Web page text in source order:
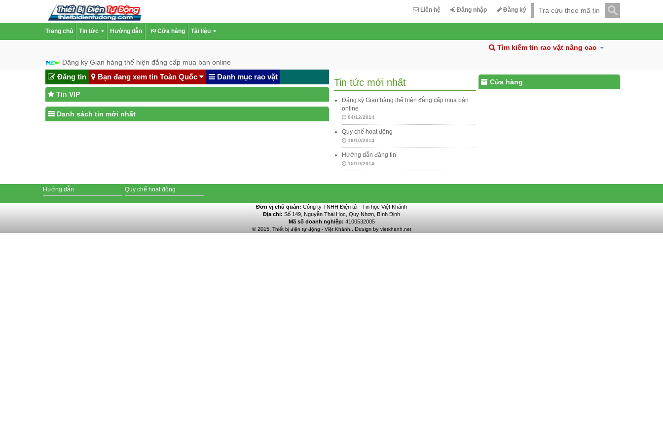
Liên hệ Đăng nhập Đăng ký
Trang chủ Tin tức Hướng dẫn Cửa hàng Tài liệu
Tìm kiếm tin rao vặt nâng cao
Đăng ký Gian hàng thể hiện đẳng cấp mua bán online
Đăng tin Bạn đang xem tin Toàn Quốc Danh mục rao vặt
Tin VIP
Danh sách tin mới nhất
Tin tức mới nhất
Đăng ký Gian hàng thể hiện đẳng cấp mua bán
online
04/12/2014
Quy chế hoạt động
16/10/2014
Hướng dẫn đăng tin
15/10/2014
Cửa hàng
Hướng dẫn Quy chế hoạt động
Đơn vị chủ quản: Công ty TNHH Điện tử - Tin học Việt Khánh
Địa chỉ: Số 149, Nguyễn Thái Học, Quy Nhơn, Bình Định
Mã số doanh nghiệp: 4100532005
© 2015, Thiết bị điện tự động - Việt Khánh . Design by vietkhanh.net